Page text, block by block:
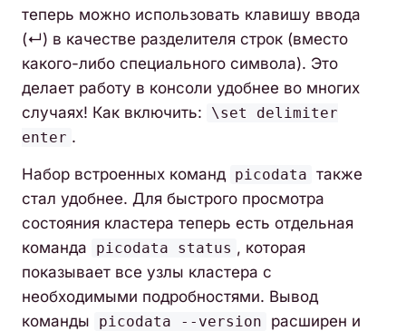
теперь можно использовать клавишу ввода
(↵) в качестве разделителя строк (вместо
какого-либо специального символа). Это
делает работу в консоли удобнее во многих
случаях! Как включить:
\set delimiter
enter .
Набор встроенных команд picodata также
стал удобнее. Для быстрого просмотра
состояния кластера теперь есть отдельная
команда
picodata status , которая
показывает все узлы кластера с
необходимыми подробностями. Вывод
команды
picodata --version
расширен и